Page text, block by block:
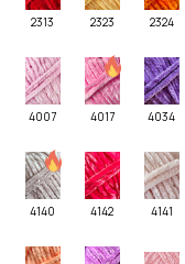
2313 2323 2324
4007 4017 4034
4140 4142 4141